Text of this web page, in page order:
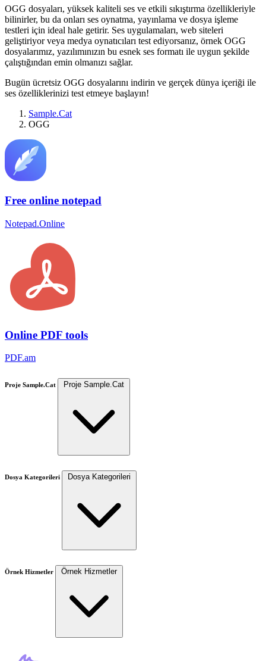
OGG dosyaları, yüksek kaliteli ses ve etkili sıkıştırma özellikleriyle
bilinirler, bu da onları ses oynatma, yayınlama ve dosya işleme
testleri için ideal hale getirir. Ses uygulamaları, web siteleri
geliştiriyor veya medya oynatıcıları test ediyorsanız, örnek OGG
dosyalarımız, yazılımınızın bu esnek ses formatı ile uygun şekilde
çalıştığından emin olmanızı sağlar.
Bugün ücretsiz OGG dosyalarını indirin ve gerçek dünya içeriği ile
ses özelliklerinizi test etmeye başlayın!
Sample.Cat
OGG
Free online notepad
Notepad.Online
Online PDF tools
PDF.am
Proje Sample.Cat Proje Sample.Cat
Dosya Kategorileri Dosya Kategorileri
Örnek Hizmetler Örnek Hizmetler